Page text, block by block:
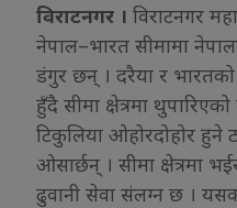
विराटनगर । विराटनगर
नेपाल–भारत सीमामा
डंगुर छन् । दरैया र
हुँदै सीमा क्षेत्रमा
टिकुलिया ओहोरदोहोर हुने
ओसार्छन् । सीमा क्षेत्रमा
ढुवानी सेवा संलग्न छ ।